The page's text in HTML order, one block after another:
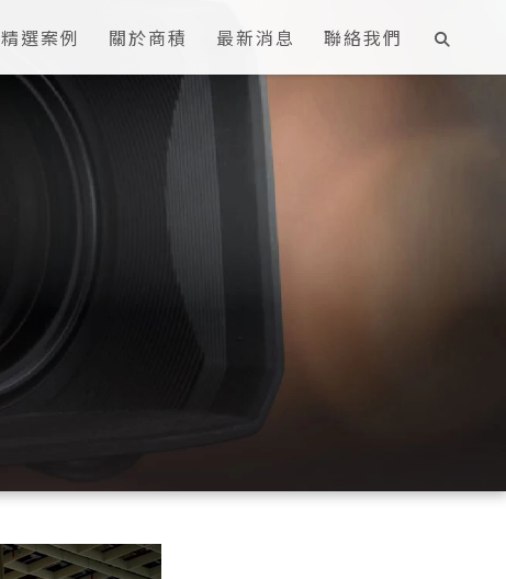
精選案例 關於商積 最新消息 聯絡我們